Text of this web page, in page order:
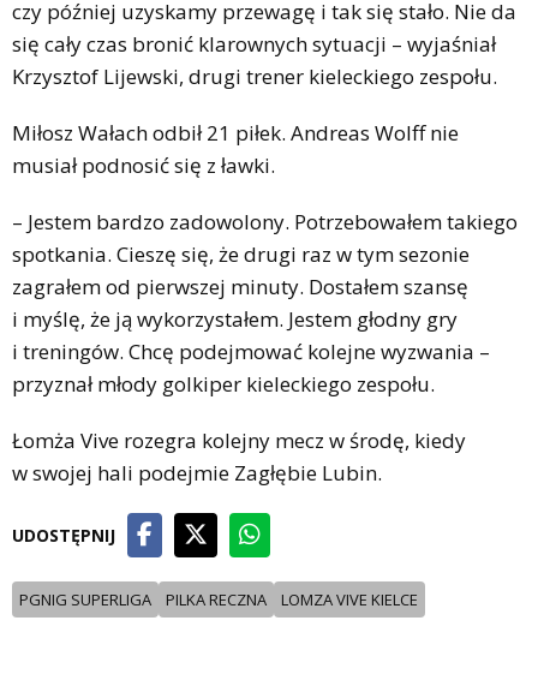
czy później uzyskamy przewagę i tak się stało. Nie da
się cały czas bronić klarownych sytuacji – wyjaśniał
Krzysztof Lijewski, drugi trener kieleckiego zespołu.
Miłosz Wałach odbił 21 piłek. Andreas Wolff nie
musiał podnosić się z ławki.
– Jestem bardzo zadowolony. Potrzebowałem takiego
spotkania. Cieszę się, że drugi raz w tym sezonie
zagrałem od pierwszej minuty. Dostałem szansę
i myślę, że ją wykorzystałem. Jestem głodny gry
i treningów. Chcę podejmować kolejne wyzwania –
przyznał młody golkiper kieleckiego zespołu.
Łomża Vive rozegra kolejny mecz w środę, kiedy
w swojej hali podejmie Zagłębie Lubin.
UDOSTĘPNIJ
PGNIG SUPERLIGA PILKA RECZNA LOMZA VIVE KIELCE